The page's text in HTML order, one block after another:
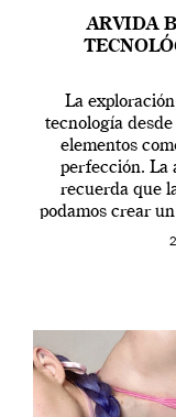
ARVIDA
La
tecnología
elementos
perfección. La
recuerda que
podamos crear
que los